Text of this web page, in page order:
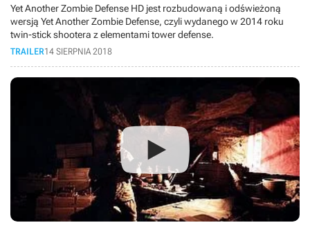
Yet Another Zombie Defense HD jest rozbudowaną i odświeżoną
wersją Yet Another Zombie Defense, czyli wydanego w 2014 roku
twin-stick shootera z elementami tower defense.
TRAILER14 SIERPNIA 2018